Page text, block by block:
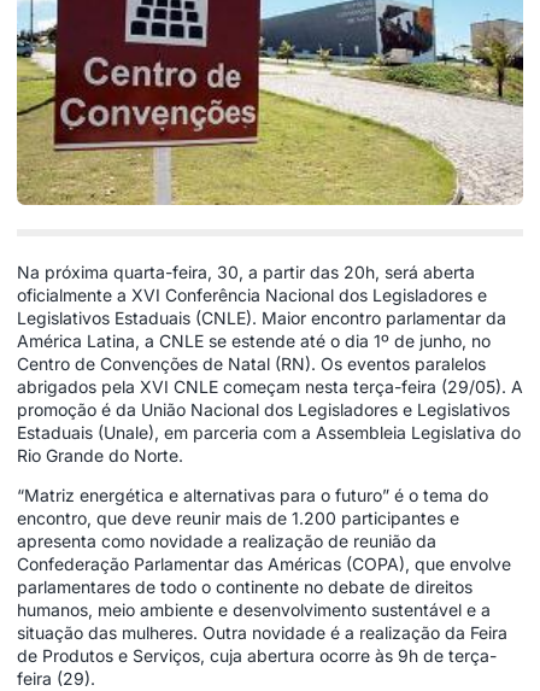
Na próxima quarta-feira, 30, a partir das 20h, será aberta
oficialmente a XVI Conferência Nacional dos Legisladores e
Legislativos Estaduais (CNLE). Maior encontro parlamentar da
América Latina, a CNLE se estende até o dia 1º de junho, no
Centro de Convenções de Natal (RN). Os eventos paralelos
abrigados pela XVI CNLE começam nesta terça-feira (29/05). A
promoção é da União Nacional dos Legisladores e Legislativos
Estaduais (Unale), em parceria com a Assembleia Legislativa do
Rio Grande do Norte.
“Matriz energética e alternativas para o futuro” é o tema do
encontro, que deve reunir mais de 1.200 participantes e
apresenta como novidade a realização de reunião da
Confederação Parlamentar das Américas (COPA), que envolve
parlamentares de todo o continente no debate de direitos
humanos, meio ambiente e desenvolvimento sustentável e a
situação das mulheres. Outra novidade é a realização da Feira
de Produtos e Serviços, cuja abertura ocorre às 9h de terça-
feira (29).